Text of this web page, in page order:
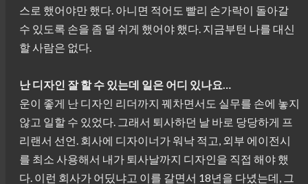
스로 했어야만 했다. 아니면 적어도 빨리 손가락이 돌아갈
수 있도록 손을 좀 덜 쉬게 했어야 했다. 지금부턴 나를 대신
할 사람은 없다.
난 디자인 잘 할 수 있는데 일은 어디 있나요…
운이 좋게 난 디자인 리더까지 꿰차면서도 실무를 손에 놓지
않고 일할 수 있었다. 그래서 퇴사하던 날 바로 당당하게 프
리랜서 선언. 회사에 디자이너가 워낙 적고, 외부 에이전시
를 최소 사용해서 내가 퇴사날까지 디자인을 직접 해야 했
다. 이런 회사가 어딨냐고 이를 갈면서 18년을 다녔는데, 그